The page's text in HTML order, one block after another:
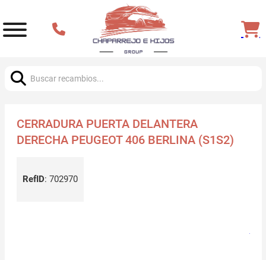
CERRADURA PUERTA DELANTERA
DERECHA PEUGEOT 406 BERLINA (S1S2)
RefID: 702970